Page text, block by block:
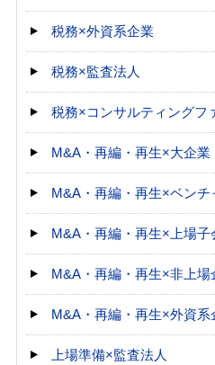
税務×外資系企業
税務×監査法人
税務×コンサルティングフ
M&A・再編・再生×大企業
M&A・再編・再生×ベンチ
M&A・再編・再生×上場子
M&A・再編・再生×非上場
M&A・再編・再生×外資系
上場準備×監査法人